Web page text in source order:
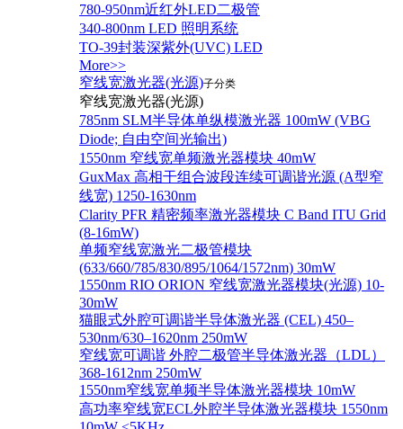
780-950nm近红外LED二极管
340-800nm LED 照明系统
TO-39封装深紫外(UVC) LED
More>>
窄线宽激光器(光源)子分类
窄线宽激光器(光源)
785nm SLM半导体单纵模激光器 100mW (VBG
Diode; 自由空间光输出)
1550nm 窄线宽单频激光器模块 40mW
GuxMax 高相干组合波段连续可调谐光源 (A型窄
线宽) 1250-1630nm
Clarity PFR 精密频率激光器模块 C Band ITU Grid
(8-16mW)
单频窄线宽激光二极管模块
(633/660/785/830/895/1064/1572nm) 30mW
1550nm RIO ORION 窄线宽激光器模块(光源) 10-
30mW
猫眼式外腔可调谐半导体激光器 (CEL) 450–
530nm/630–1620nm 250mW
窄线宽可调谐 外腔二极管半导体激光器（LDL）
368-1612nm 250mW
1550nm窄线宽单频半导体激光器模块 10mW
高功率窄线宽ECL外腔半导体激光器模块 1550nm